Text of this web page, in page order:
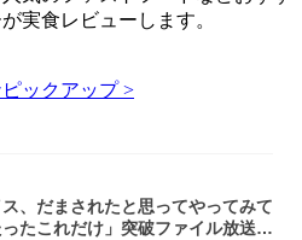
実食レビューします。
ックアップ >
、だまされたと思ってやってみて
ったこれだけ」突破ファイル放送で